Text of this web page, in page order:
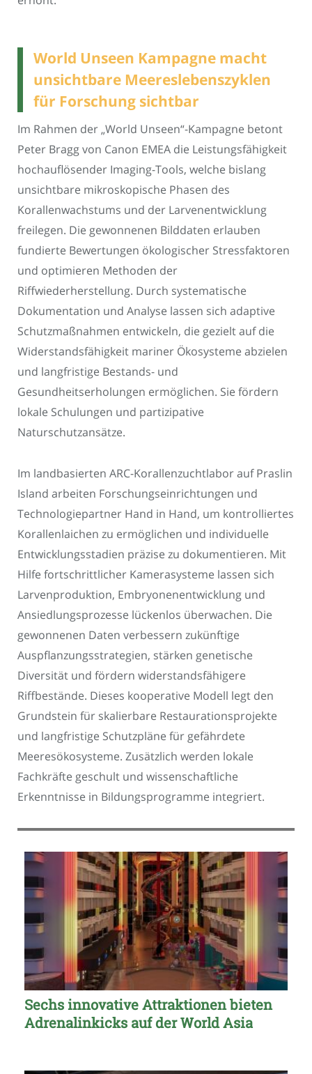
World Unseen Kampagne macht
unsichtbare Meereslebenszyklen
für Forschung sichtbar
Im Rahmen der „World Unseen“-Kampagne betont
Peter Bragg von Canon EMEA die Leistungsfähigkeit
hochauflösender Imaging-Tools, welche bislang
unsichtbare mikroskopische Phasen des
Korallenwachstums und der Larvenentwicklung
freilegen. Die gewonnenen Bilddaten erlauben
fundierte Bewertungen ökologischer Stressfaktoren
und optimieren Methoden der
Riffwiederherstellung. Durch systematische
Dokumentation und Analyse lassen sich adaptive
Schutzmaßnahmen entwickeln, die gezielt auf die
Widerstandsfähigkeit mariner Ökosysteme abzielen
und langfristige Bestands- und
Gesundheitserholungen ermöglichen. Sie fördern
lokale Schulungen und partizipative
Naturschutzansätze.
Im landbasierten ARC-Korallenzuchtlabor auf Praslin
Island arbeiten Forschungseinrichtungen und
Technologiepartner Hand in Hand, um kontrolliertes
Korallenlaichen zu ermöglichen und individuelle
Entwicklungsstadien präzise zu dokumentieren. Mit
Hilfe fortschrittlicher Kamerasysteme lassen sich
Larvenproduktion, Embryonenentwicklung und
Ansiedlungsprozesse lückenlos überwachen. Die
gewonnenen Daten verbessern zukünftige
Auspflanzungsstrategien, stärken genetische
Diversität und fördern widerstandsfähigere
Riffbestände. Dieses kooperative Modell legt den
Grundstein für skalierbare Restaurationsprojekte
und langfristige Schutzpläne für gefährdete
Meeresökosysteme. Zusätzlich werden lokale
Fachkräfte geschult und wissenschaftliche
Erkenntnisse in Bildungsprogramme integriert.
Sechs innovative Attraktionen bieten
Adrenalinkicks auf der World Asia